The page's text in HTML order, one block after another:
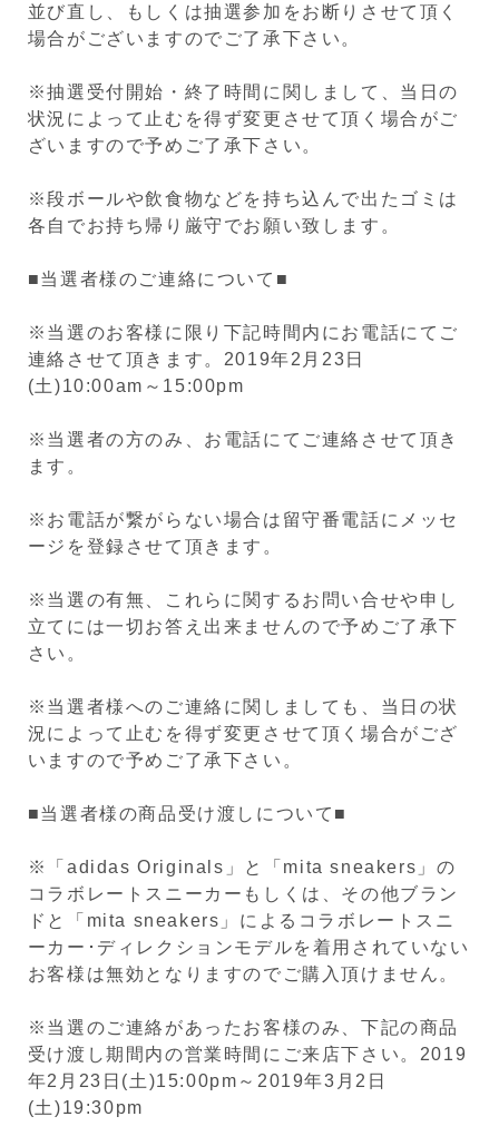
並び直し、もしくは抽選参加をお断りさせて頂く
場合がございますのでご了承下さい。
※抽選受付開始・終了時間に関しまして、当日の
状況によって止むを得ず変更させて頂く場合がご
ざいますので予めご了承下さい。
※段ボールや飲食物などを持ち込んで出たゴミは
各自でお持ち帰り厳守でお願い致します。
■当選者様のご連絡について■
※当選のお客様に限り下記時間内にお電話にてご
連絡させて頂きます。2019年2月23日
(土)10:00am～15:00pm
※当選者の方のみ、お電話にてご連絡させて頂き
ます。
※お電話が繋がらない場合は留守番電話にメッセ
ージを登録させて頂きます。
※当選の有無、これらに関するお問い合せや申し
立てには一切お答え出来ませんので予めご了承下
さい。
※当選者様へのご連絡に関しましても、当日の状
況によって止むを得ず変更させて頂く場合がござ
いますので予めご了承下さい。
■当選者様の商品受け渡しについて■
※「adidas Originals」と「mita sneakers」の
コラボレートスニーカーもしくは、その他ブラン
ドと「mita sneakers」によるコラボレートスニ
ーカー･ディレクションモデルを着用されていない
お客様は無効となりますのでご購入頂けません。
※当選のご連絡があったお客様のみ、下記の商品
受け渡し期間内の営業時間にご来店下さい。2019
年2月23日(土)15:00pm～2019年3月2日
(土)19:30pm